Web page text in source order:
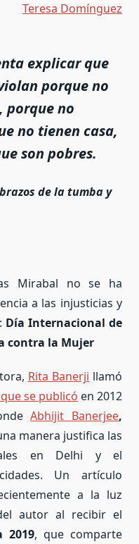
Teresa Domínguez
explicar que
porque no
porque no
no tienen casa,
son pobres.
de la tumba y
Mirabal no se ha
a las injusticias y
Día Internacional de
contra la Mujer
Rita Banerji llamó
se publicó en 2012
Abhijit Banerjee,
manera justifica las
en Delhi y el
Un artículo
a la luz
autor al recibir el
2019, que comparte